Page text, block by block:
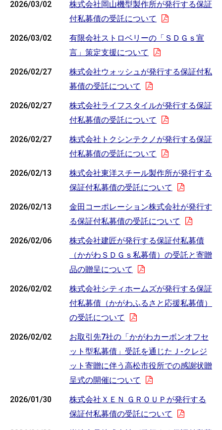
2026/03/02
株式会社岡山機型製作所が発行する保証
付私募債の受託について
2026/03/02
有限会社ストロベリーの「ＳＤＧｓ宣
言」策定支援について
2026/02/27
株式会社ウォッシュが発行する保証付私
募債の受託について
2026/02/27
株式会社ライフスタイルが発行する保証
付私募債の受託について
2026/02/27
株式会社トクシンテクノが発行する保証
付私募債の受託について
2026/02/13
株式会社東洋スチール製作所が発行する
保証付私募債の受託について
2026/02/13
金田コーポレーション株式会社が発行す
る保証付私募債の受託について
2026/02/06
株式会社建匠が発行する保証付私募債
（かがわＳＤＧｓ私募債）の受託と寄贈
品の贈呈について
2026/02/02
株式会社シティホームズが発行する保証
付私募債（かがわふるさと応援私募債）
の受託について
2026/02/02
お取引先7社の「かがわカーボンオフセ
ット型私募債」受託を通じたＪ‐クレジ
ット寄贈に伴う高松市役所での感謝状贈
呈式の開催について
2026/01/30
株式会社ＸＥＮ ＧＲＯＵＰが発行する
保証付私募債の受託について